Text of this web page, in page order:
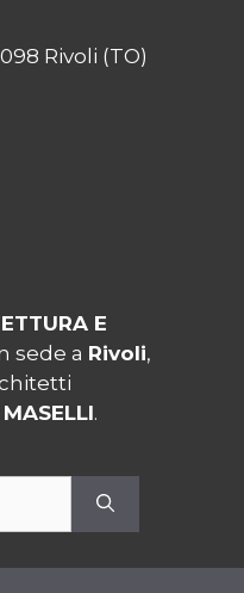
Rivoli (TO)
E
sede a Rivoli,
MASELLI.